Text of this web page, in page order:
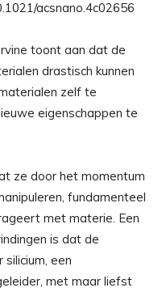
acsnano.4c02656
toont aan dat de
drastisch kunnen
zelf te
eigenschappen te
ze door het momentum
fundamenteel
met materie. Een
is dat de
een
met maar liefst